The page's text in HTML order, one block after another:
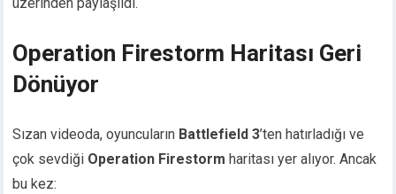
üzerinden paylaşıldı.
Operation Firestorm Haritası Geri
Dönüyor
Sızan videoda, oyuncuların Battlefield 3’ten hatırladığı ve
çok sevdiği Operation Firestorm haritası yer alıyor. Ancak
bu kez: